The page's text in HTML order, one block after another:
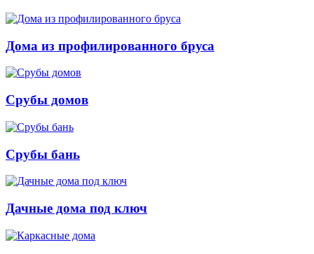
Дома из профилированного бруса
Срубы домов
Срубы бань
Дачные дома под ключ